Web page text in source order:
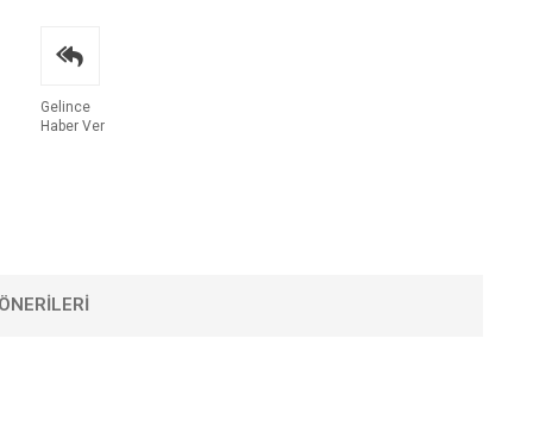
Gelince
Haber Ver